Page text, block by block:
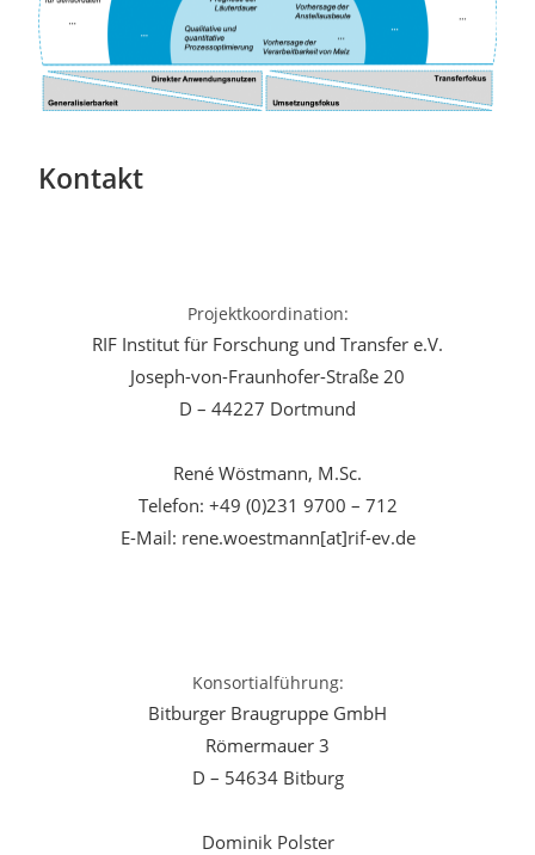
Kontakt
Projektkoordination:
RIF Institut für Forschung und Transfer e.V.
Joseph-von-Fraunhofer-Straße 20
D – 44227 Dortmund
René Wöstmann, M.Sc.
Telefon: +49 (0)231 9700 – 712
E-Mail: rene.woestmann[at]rif-ev.de
Konsortialführung:
Bitburger Braugruppe GmbH
Römermauer 3
D – 54634 Bitburg
Dominik Polster